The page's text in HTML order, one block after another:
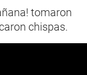
tomaron
chispas.